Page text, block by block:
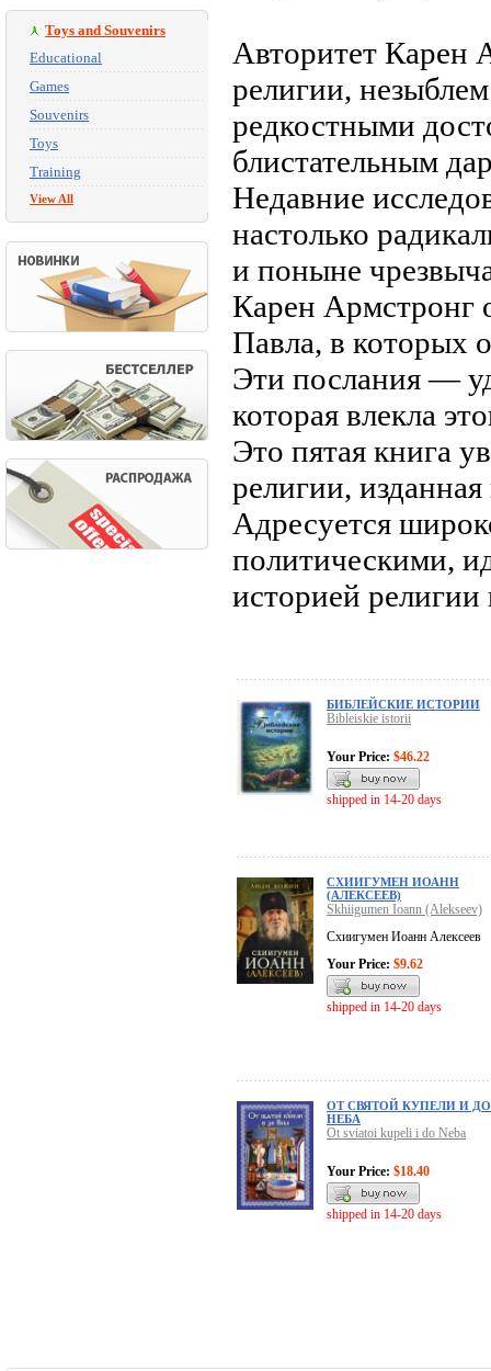
Toys and Souvenirs
Educational
Games
Souvenirs
Toys
Training
View All
Авторитет Карен
религии,
редкостными
блистательным
Недавние
настолько
и поныне
Карен Армстронг
Павла, в которых
Эти послания —
которая влекла
Это пятая книга
религии,
Адресуется
политическими,
историей
БИБЛЕЙСКИЕ ИСТОРИИ
Bibleiskie istorii
Your Price: $46.22
shipped in 14-20 days
СХИИГУМЕН ИОАНН
(АЛЕКСЕЕВ)
Skhiigumen Ioann (Alekseev)
Схиигумен Иоанн Алексеев
Your Price: $9.62
shipped in 14-20 days
ОТ СВЯТОЙ КУПЕЛИ И ДО
НЕБА
Ot sviatoi kupeli i do Neba
Your Price: $18.40
shipped in 14-20 days